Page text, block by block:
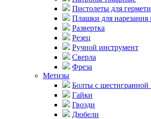
Пистолеты для
Плашки для нарезания
Развертка
Резец
Ручной инструмент
Сверла
Фреза
Метизы
Болты с шестигранной
Гайки
Гвозди
Дюбели